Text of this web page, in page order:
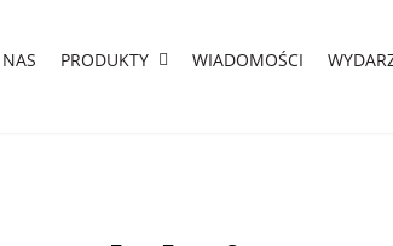
NAS PRODUKTY WIADOMOŚCI